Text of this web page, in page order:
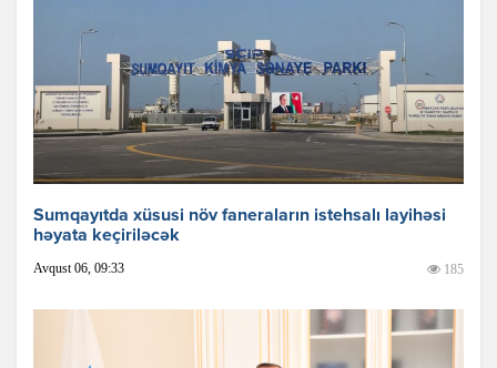
Sumqayıtda xüsusi növ faneraların istehsalı layihəsi
həyata keçiriləcək
Avqust 06, 09:33 185